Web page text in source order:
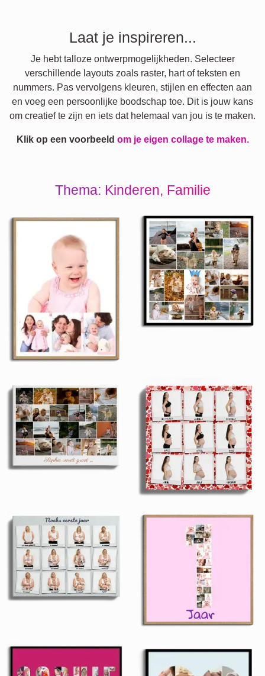
Laat je inspireren...
Je hebt talloze ontwerpmogelijkheden. Selecteer
verschillende layouts zoals raster, hart of teksten en
nummers. Pas vervolgens kleuren, stijlen en effecten aan
en voeg een persoonlijke boodschap toe. Dit is jouw kans
om creatief te zijn en iets dat helemaal van jou is te maken.
Klik op een voorbeeld om je eigen collage te maken.
Thema: Kinderen, Familie